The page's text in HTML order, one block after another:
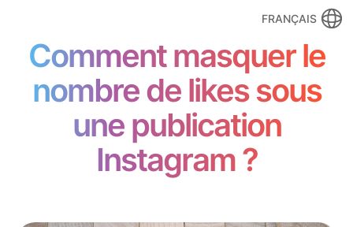
FRANÇAIS
Comment masquer le
nombre de likes sous
une publication
Instagram ?